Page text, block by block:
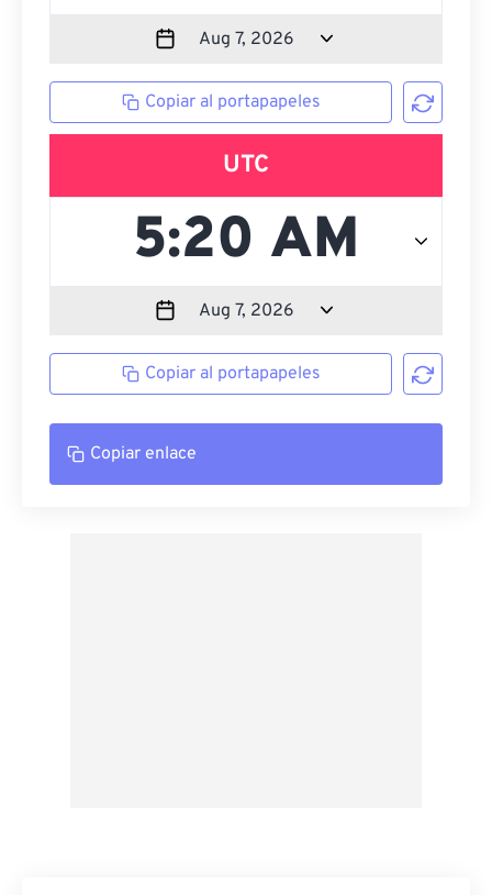
Copiar al portapapeles
UTC
Copiar al portapapeles
Copiar enlace